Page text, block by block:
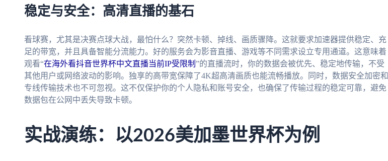
稳定与安全：高清直播的基石
看球赛，尤其是决赛点球大战，最怕什么？突然卡顿、掉线、画质骤降。这就要求加速器提供稳定、充
足的带宽，并且具备智能分流能力。好的服务会为影音直播、游戏等不同需求设立专用通道。这意味着
观看“在海外看抖音世界杯中文直播当前IP受限制 ”的直播流时，你的数据会被优先、稳定地传输，不受
其他用户或网络波动的影响。独享的高带宽保障了4K超高清画质也能流畅播放。同时，数据安全加密和
专线传输技术也不可忽视。这不仅保护你的个人隐私和账号安全，也确保了传输过程的稳定可靠，避免
数据包在公网中丢失导致卡顿。
实战演练：以2026美加墨世界杯为例